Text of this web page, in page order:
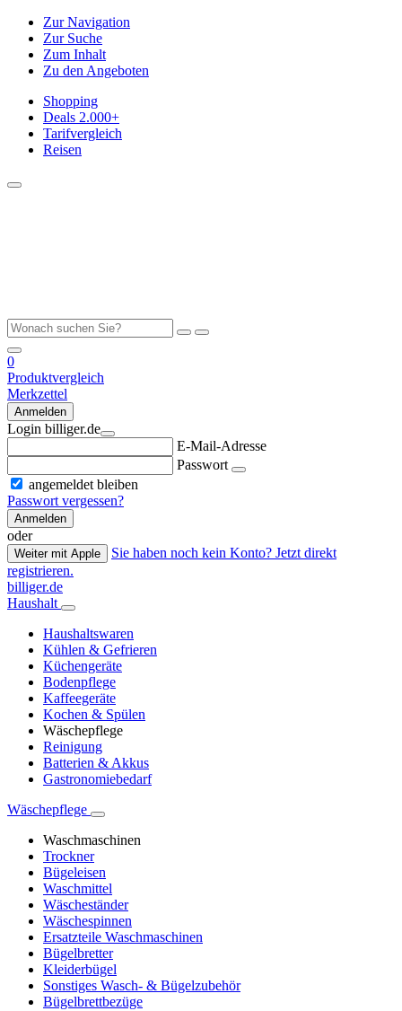
Zur Navigation
Zur Suche
Zum Inhalt
Zu den Angeboten
Shopping
Deals 2.000+
Tarifvergleich
Reisen
0
Produktvergleich
Merkzettel
Anmelden
Login billiger.de
E-Mail-Adresse
Passwort
angemeldet bleiben
Passwort vergessen?
Anmelden
oder
Weiter mit Apple
Sie haben noch kein Konto? Jetzt direkt
registrieren.
billiger.de
Haushalt
Haushaltswaren
Kühlen & Gefrieren
Küchengeräte
Bodenpflege
Kaffeegeräte
Kochen & Spülen
Wäschepflege
Reinigung
Batterien & Akkus
Gastronomiebedarf
Wäschepflege
Waschmaschinen
Trockner
Bügeleisen
Waschmittel
Wäscheständer
Wäschespinnen
Ersatzteile Waschmaschinen
Bügelbretter
Kleiderbügel
Sonstiges Wasch- & Bügelzubehör
Bügelbrettbezüge